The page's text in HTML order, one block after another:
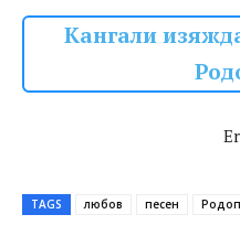
Кангали
TAGS любов песен